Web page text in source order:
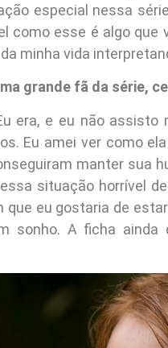
especial nessa
como esse é algo que
minha vida
grande fã da série,
era, e eu não
Eu amei ver como
manter sua
situação horrível
que eu gostaria de
sonho. A ficha ainda